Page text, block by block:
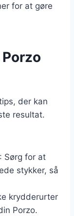
for at gøre
der kan
resultat.
: Sørg for at
stykker, så
krydderurter
Porzo.